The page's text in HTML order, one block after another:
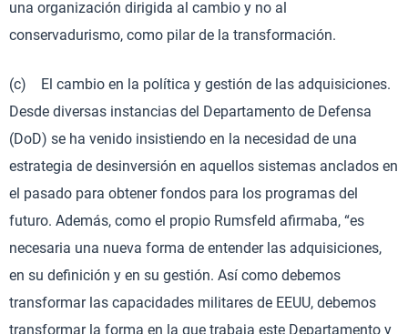
una organización dirigida al cambio y no al
conservadurismo, como pilar de la transformación.
(c) El cambio en la política y gestión de las adquisiciones.
Desde diversas instancias del Departamento de Defensa
(DoD) se ha venido insistiendo en la necesidad de una
estrategia de desinversión en aquellos sistemas anclados en
el pasado para obtener fondos para los programas del
futuro. Además, como el propio Rumsfeld afirmaba, “es
necesaria una nueva forma de entender las adquisiciones,
en su definición y en su gestión. Así como debemos
transformar las capacidades militares de EEUU, debemos
transformar la forma en la que trabaja este Departamento y